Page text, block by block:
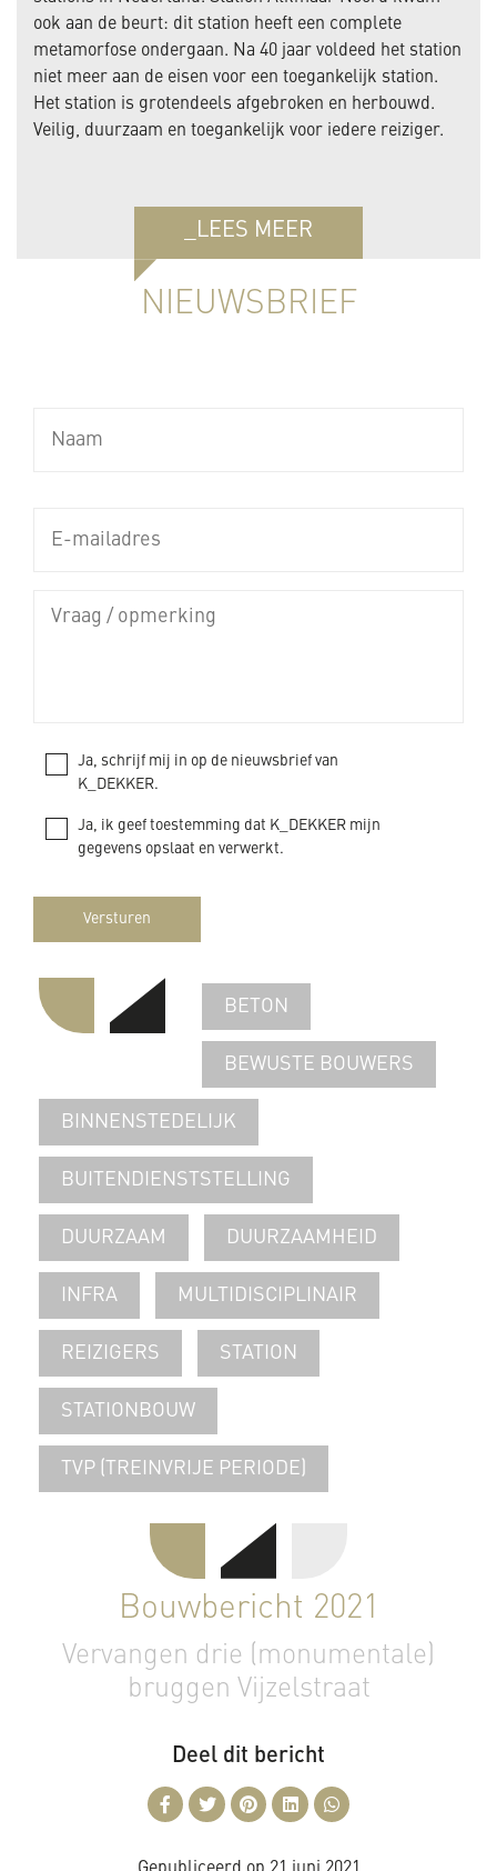
ook aan de beurt: dit station heeft een complete
metamorfose ondergaan. Na 40 jaar voldeed het station
niet meer aan de eisen voor een toegankelijk station.
Het station is grotendeels afgebroken en herbouwd.
Veilig, duurzaam en toegankelijk voor iedere reiziger.
_LEES MEER
NIEUWSBRIEF
Ja, schrijf mij in op de nieuwsbrief van
K_DEKKER.
Ja, ik geef toestemming dat K_DEKKER mijn
gegevens opslaat en verwerkt.
Versturen
BETON
BEWUSTE BOUWERS
BINNENSTEDELIJK
BUITENDIENSTSTELLING
DUURZAAM DUURZAAMHEID
INFRA MULTIDISCIPLINAIR
REIZIGERS STATION
STATIONBOUW
TVP (TREINVRIJE PERIODE)
Bouwbericht 2021
Vervangen drie (monumentale)
bruggen Vijzelstraat
Deel dit bericht